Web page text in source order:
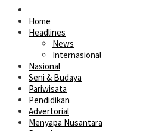
Home
Headlines
News
Internasional
Nasional
Seni & Budaya
Pariwisata
Pendidikan
Advertorial
Menyapa Nusantara